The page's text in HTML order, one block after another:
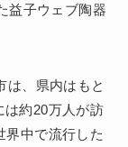
益子ウェブ陶器
は、県内はもと
は約20万人が訪
界中で流行した